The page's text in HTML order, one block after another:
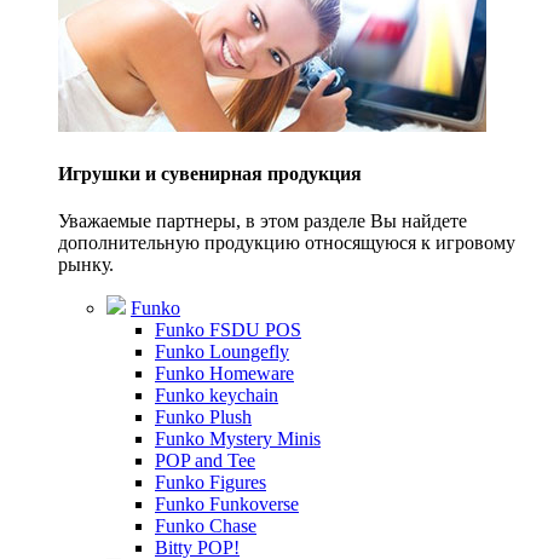
Игрушки и сувенирная продукция
Уважаемые партнеры, в этом разделе Вы найдете
дополнительную продукцию относящуюся к игровому
рынку.
Funko
Funko FSDU POS
Funko Loungefly
Funko Homeware
Funko keychain
Funko Plush
Funko Mystery Minis
POP and Tee
Funko Figures
Funko Funkoverse
Funko Chase
Bitty POP!